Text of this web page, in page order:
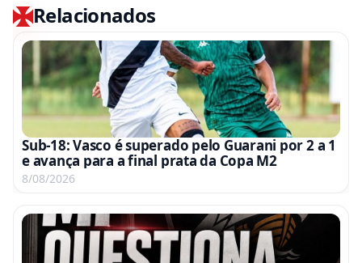
Relacionados
Sub-18: Vasco é superado pelo Guarani por 2 a 1
e avança para a final prata da Copa M2
8/08/2026